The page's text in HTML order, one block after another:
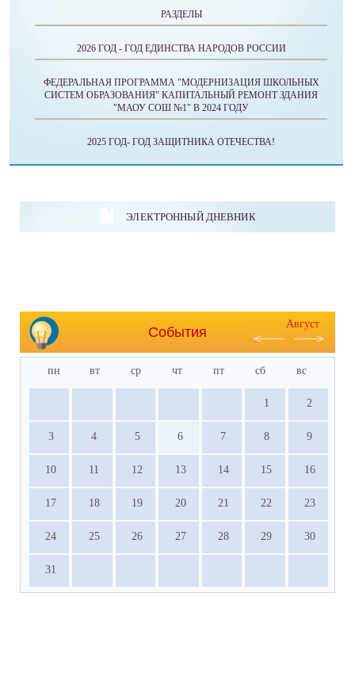
РАЗДЕЛЫ
2026 ГОД - ГОД ЕДИНСТВА НАРОДОВ РОССИИ
ФЕДЕРАЛЬНАЯ ПРОГРАММА "МОДЕРНИЗАЦИЯ ШКОЛЬНЫХ
СИСТЕМ ОБРАЗОВАНИЯ" КАПИТАЛЬНЫЙ РЕМОНТ ЗДАНИЯ
"МАОУ СОШ №1" В 2024 ГОДУ
2025 ГОД- ГОД ЗАЩИТНИКА ОТЕЧЕСТВА!
ЭЛЕКТРОННЫЙ ДНЕВНИК
События
Август
пн вт ср чт пт сб вс
1 2
3 4 5 6 7 8 9
10 11 12 13 14 15 16
17 18 19 20 21 22 23
24 25 26 27 28 29 30
31